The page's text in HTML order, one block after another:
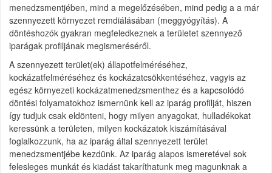
menedzsmentjében, mind a megelőzésében, mind pedig a a már
szennyezett környezet remdiálásában (meggyógyítás). A
döntéshozók gyakran megfeledkeznek a területet szennyező
iparágak profiljának megismeréséről.
A szennyezett terület(ek) állapotfelméréséhez,
kockázatfelméréséhez és kockázatcsökkentéséhez, vagyis az
egész környezeti kockázatmenedzsmenthez és a kapcsolódó
döntési folyamatokhoz ismernünk kell az iparág profilját, hiszen
így tudjuk csak eldönteni, hogy milyen anyagokat, hulladékokat
keressünk a területen, milyen kockázatok kiszámításával
foglalkozzunk, ha az iparág által szennyezett terület
menedzsmentjébe kezdünk. Az iparág alapos ismeretével sok
felesleges munkát és kiadást takaríthatunk meg magunknak a